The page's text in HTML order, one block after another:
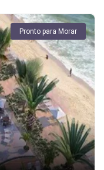
Pronto para Morar